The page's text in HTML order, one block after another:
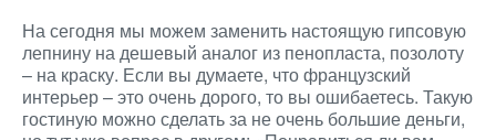
На сегодня мы можем заменить настоящую гипсовую
лепнину на дешевый аналог из пенопласта, позолоту
– на краску. Если вы думаете, что французский
интерьер – это очень дорого, то вы ошибаетесь. Такую
гостиную можно сделать за не очень большие деньги,